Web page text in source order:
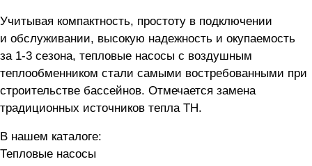
Учитывая компактность, простоту в подключении
и обслуживании, высокую надежность и окупаемость
за 1-3 сезона, тепловые насосы с воздушным
теплообменником стали самыми востребованными при
строительстве бассейнов. Отмечается замена
традиционных источников тепла ТН.
В нашем каталоге:
Тепловые насосы